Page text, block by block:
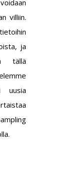
villiin.
ja
tällä
uusia